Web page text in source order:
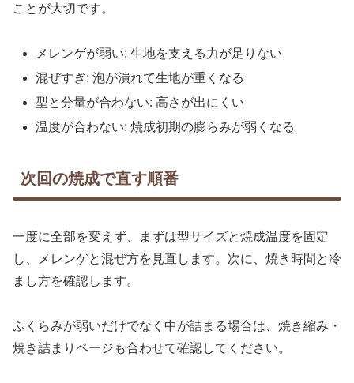
ことが大切です。
メレンゲが弱い: 生地を支える力が足りない
混ぜすぎ: 泡が潰れて生地が重くなる
型と分量が合わない: 高さが出にくい
温度が合わない: 焼成初期の膨らみが弱くなる
次回の焼成で直す順番
一度に全部を変えず、まずは型サイズと焼成温度を固定
し、メレンゲと混ぜ方を見直します。次に、焼き時間と冷
まし方を確認します。
ふくらみが弱いだけでなく中が詰まる場合は、焼き縮み・
焼き詰まりページも合わせて確認してください。